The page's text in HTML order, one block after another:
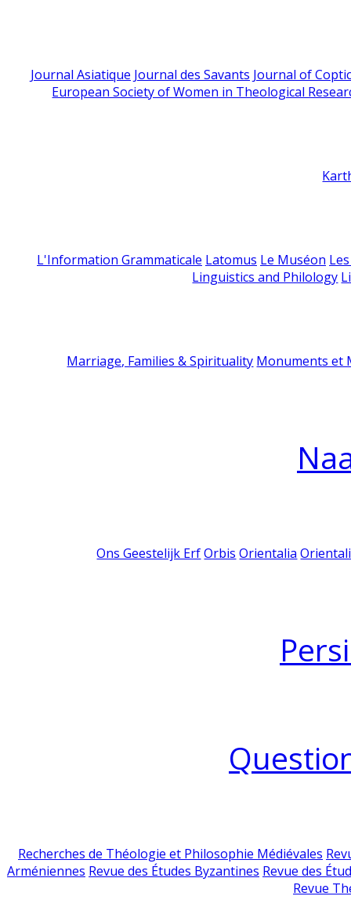
Journal Asiatique Journal des Savants Journal of
European Society of Women in Theological
L'Information Grammaticale Latomus Le Muséon
Linguistics and Philology
Marriage, Families & Spirituality Monuments et
Ons Geestelijk Erf Orbis Orientalia
Recherches de Théologie et Philosophie Médiévales
Arméniennes Revue des Études Byzantines Revue des
Revue